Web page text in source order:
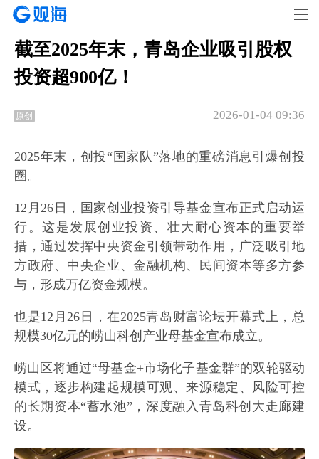
截至2025年末，青岛企业吸引股权
投资超900亿！
原创 2026-01-04 09:36
2025年末，创投“国家队”落地的重磅消息引爆创投
圈。
12月26日，国家创业投资引导基金宣布正式启动运
行。这是发展创业投资、壮大耐心资本的重要举
措，通过发挥中央资金引领带动作用，广泛吸引地
方政府、中央企业、金融机构、民间资本等多方参
与，形成万亿资金规模。
也是12月26日，在2025青岛财富论坛开幕式上，总
规模30亿元的崂山科创产业母基金宣布成立。
崂山区将通过“母基金+市场化子基金群”的双轮驱动
模式，逐步构建起规模可观、来源稳定、风险可控
的长期资本“蓄水池”，深度融入青岛科创大走廊建
设。